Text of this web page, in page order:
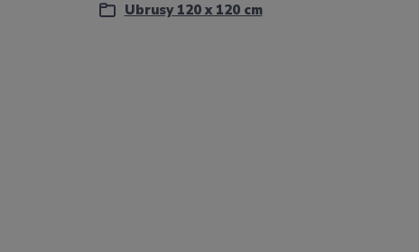
Ubrusy 120 x 120 cm